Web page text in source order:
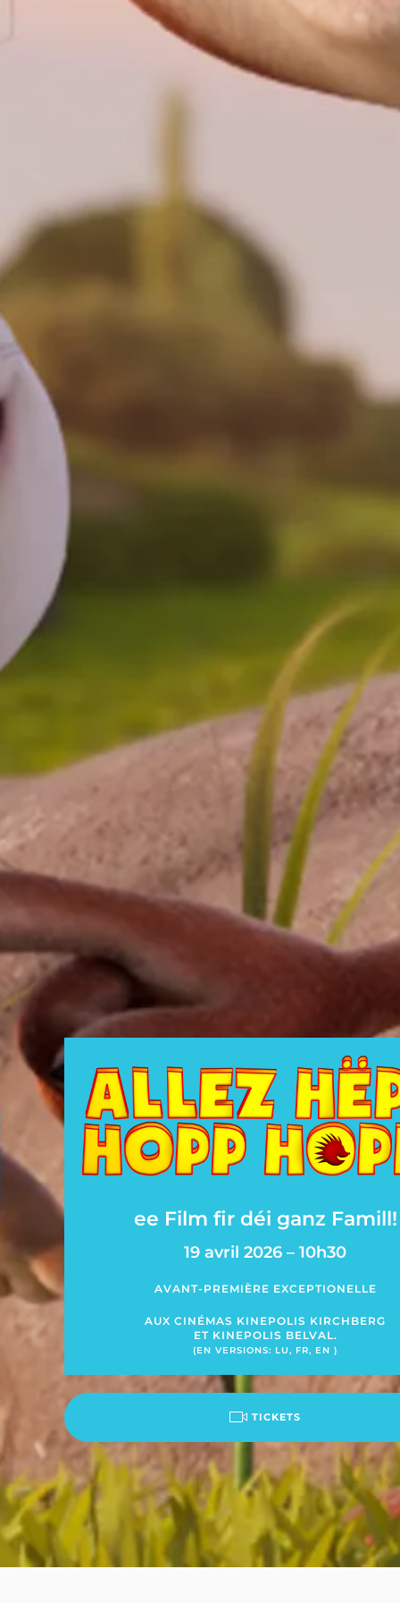
ee Film fir déi ganz Famill!
19 avril 2026 – 10h30
AVANT-PREMIÈRE EXCEPTIONELLE
AUX CINÉMAS KINEPOLIS KIRCHBERG
ET KINEPOLIS BELVAL.
(EN VERSIONS: LU, FR, EN )
TICKETS